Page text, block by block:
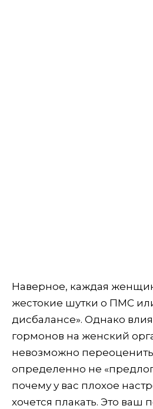
Наверное, каждая
жестокие шутки о ПМС
дисбалансе». Однако
гормонов на женский
невозможно
определенно не
почему у вас плохое
хочется плакать. Это ваш